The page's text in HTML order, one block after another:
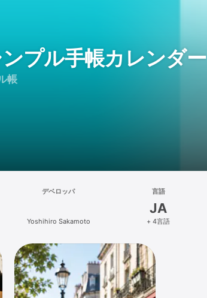
プル手帳カレンダー
帳
デベロッパ
Yoshihiro Sakamoto
言語
JA
+ 4言語